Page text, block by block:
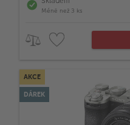
Méně než 3 ks
AKCE
DÁREK